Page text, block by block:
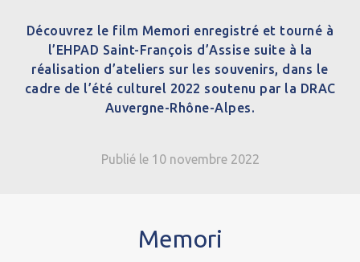
Découvrez le film Memori enregistré et tourné à
l’EHPAD Saint-François d’Assise suite à la
réalisation d’ateliers sur les souvenirs, dans le
cadre de l’été culturel 2022 soutenu par la DRAC
Auvergne-Rhône-Alpes.
Publié le 10 novembre 2022
Memori